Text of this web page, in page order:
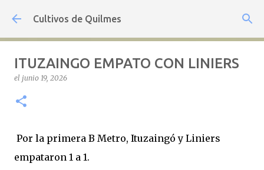
Ir al contenido principal
Cultivos de Quilmes
ITUZAINGO EMPATO CON LINIERS
el junio 19, 2026
Por la primera B Metro, Ituzaingó y Liniers
empataron 1 a 1.